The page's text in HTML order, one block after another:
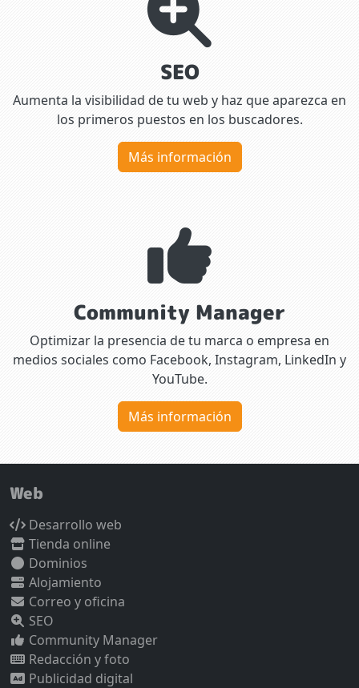
SEO
Aumenta la visibilidad de tu web y haz que aparezca en
los primeros puestos en los buscadores.
Más información
Community Manager
Optimizar la presencia de tu marca o empresa en
medios sociales como Facebook, Instagram, LinkedIn y
YouTube.
Más información
Web
Desarrollo web
Tienda online
Dominios
Alojamiento
Correo y oficina
SEO
Community Manager
Redacción y foto
Publicidad digital